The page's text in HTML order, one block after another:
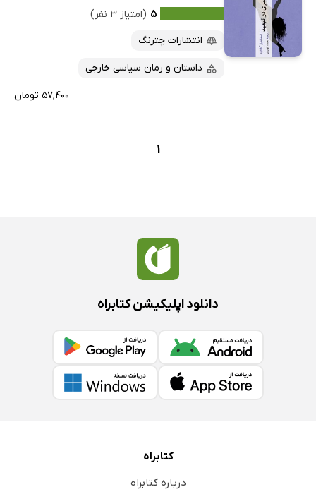
پرفروش‌ها
پربحث‌ها
ارزان ترین‌ها
کتاب‌های متنی
۵ (امتیاز ۳ نفر)
انتشارات چترنگ
داستان و رمان سیاسی خارجی
۵۷,۴۰۰ تومان
1
دانلود اپلیکیشن کتابراه
کتابراه
درباره کتابراه